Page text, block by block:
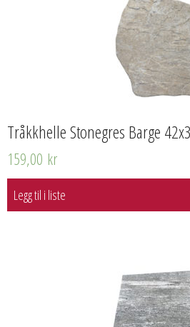
Tråkkhelle Stonegres Barge
159,00 kr
Legg til i liste